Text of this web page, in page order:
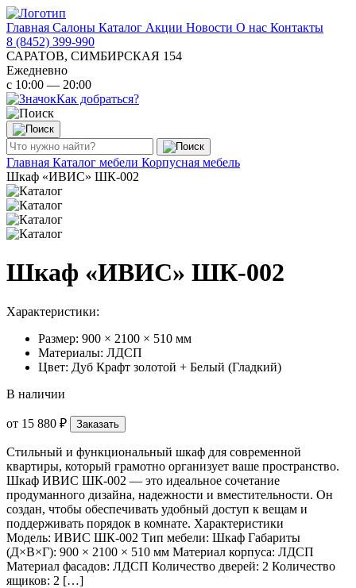
Главная Салоны Каталог Акции Новости О нас Контакты
8 (8452) 399-990
САРАТОВ, СИМБИРСКАЯ 154
Ежедневно
с 10:00 — 20:00
Как добраться?
Главная Каталог мебели Корпусная мебель
Шкаф «ИВИС» ШК-002
Шкаф «ИВИС» ШК-002
Характеристики:
Размер: 900 × 2100 × 510 мм
Материалы: ЛДСП
Цвет: Дуб Крафт золотой + Белый (Гладкий)
В наличии
от 15 880 ₽ Заказать
Стильный и функциональный шкаф для современной
квартиры, который грамотно организует ваше пространство.
Шкаф ИВИС ШК-002 — это идеальное сочетание
продуманного дизайна, надежности и вместительности. Он
создан, чтобы обеспечивать удобный доступ к вещам и
поддерживать порядок в комнате. Характеристики
Модель: ИВИС ШК-002 Тип мебели: Шкаф Габариты
(Д×В×Г): 900 × 2100 × 510 мм Материал корпуса: ЛДСП
Материал фасадов: ЛДСП Количество дверей: 2 Количество
ящиков: 2 […]